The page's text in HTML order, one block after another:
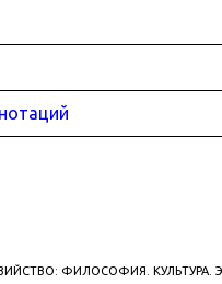
ФИЛОСОФИЯ. КУЛЬТУРА.